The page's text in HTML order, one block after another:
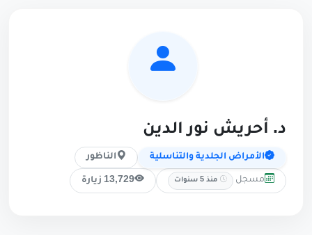
د. أحريش نور الدين
الأمراض الجلدية والتناسلية الناظور
مسجل منذ 5 سنوات 13,729 زيارة